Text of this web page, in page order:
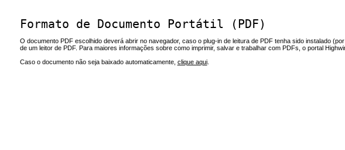
Formato de Documento Portátil (PDF)
O documento PDF escolhido deverá abrir no navegador, caso o plug-in de leitura de PDF tenha sido instalado
de um leitor de PDF. Para maiores informações sobre como imprimir, salvar e trabalhar com PDFs, o portal
Caso o documento não seja baixado automaticamente, clique aqui.